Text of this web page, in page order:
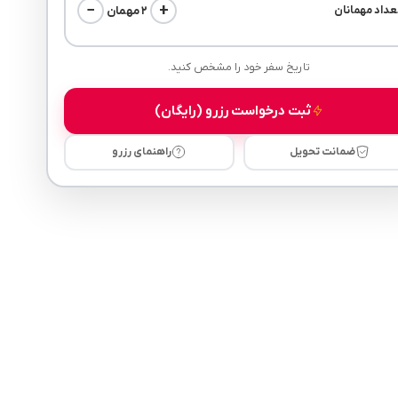
مهمانان − ۲ مهمان +
تاریخ سفر خود را مشخص کنید.
ثبت درخواست رزرو (رایگان)
ضمانت تحویل راهنمای رزرو